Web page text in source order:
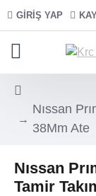
GIRIŞ YAP
Nıssan
38Mm Ate
Nıssan
Tamir